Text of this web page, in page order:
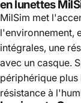
en lunettes
MilSim met
l'environnement,
intégrales, une
avec un casque.
périphérique
résistance à